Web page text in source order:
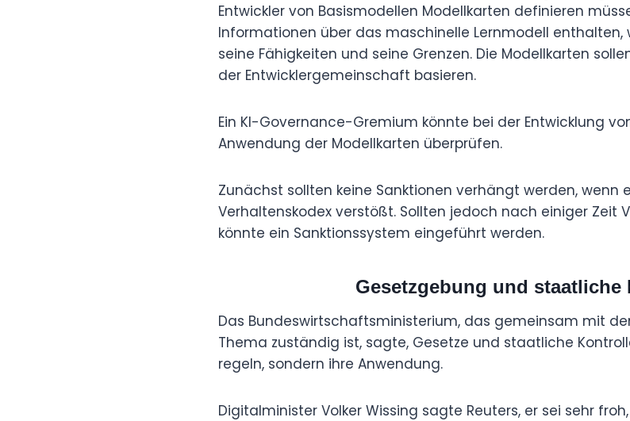
Entwickler von Basismodellen Modellkarten definieren
Informationen über das maschinelle Lernmodell enthalten,
seine Fähigkeiten und seine Grenzen. Die Modellkarten
der Entwicklergemeinschaft basieren.
Ein KI-Governance-Gremium könnte bei der Entwicklung
Anwendung der Modellkarten überprüfen.
Zunächst sollten keine Sanktionen verhängt werden, wenn
Verhaltenskodex verstößt. Sollten jedoch nach einiger Zeit
könnte ein Sanktionssystem eingeführt werden.
Gesetzgebung und staatliche
Das Bundeswirtschaftsministerium, das gemeinsam mit
Thema zuständig ist, sagte, Gesetze und staatliche
regeln, sondern ihre Anwendung.
Digitalminister Volker Wissing sagte Reuters, er sei sehr